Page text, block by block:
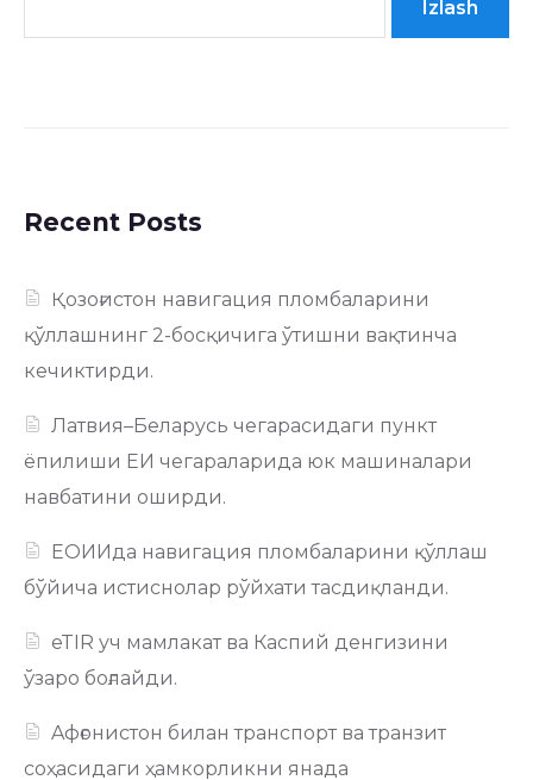
Izlash
Recent Posts
Қозоғистон навигация пломбаларини
қўллашнинг 2-босқичига ўтишни вақтинча
кечиктирди.
Латвия–Беларусь чегарасидаги пункт
ёпилиши ЕИ чегараларида юк машиналари
навбатини оширди.
ЕОИИда навигация пломбаларини қўллаш
бўйича истиснолар рўйхати тасдиқланди.
eTIR уч мамлакат ва Каспий денгизини
ўзаро боғлайди.
Aфғонистон билан транспорт ва транзит
соҳасидаги ҳамкорликни янада